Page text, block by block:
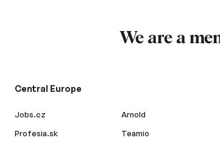
We are a
Central Europe
Jobs.cz
Profesia.sk
Arnold
Teamio